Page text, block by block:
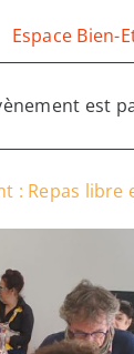
Espace Bien-
est
: Repas libre